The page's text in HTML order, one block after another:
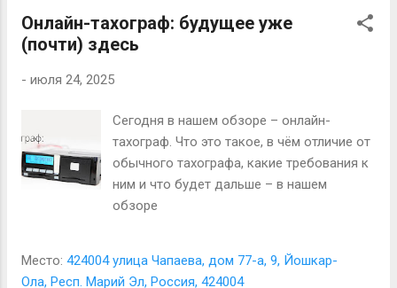
избежать распространённых ошибок!
Онлайн-тахограф: будущее уже
(почти) здесь
- июля 24, 2025
Сегодня в нашем обзоре – онлайн-
тахограф. Что это такое, в чём отличие от
обычного тахографа, какие требования к
ним и что будет дальше – в нашем
обзоре
Место: 424004 улица Чапаева, дом 77-а, 9, Йошкар-
Ола, Респ. Марий Эл, Россия, 424004